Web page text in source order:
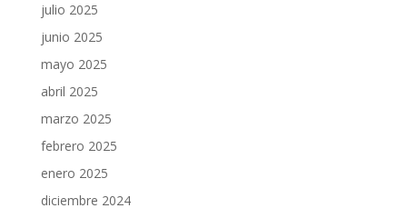
julio 2025
junio 2025
mayo 2025
abril 2025
marzo 2025
febrero 2025
enero 2025
diciembre 2024